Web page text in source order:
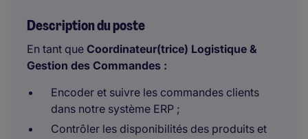
Description du poste
En tant que Coordinateur(trice) Logistique &
Gestion des Commandes :
Encoder et suivre les commandes clients
dans notre système ERP ;
Contrôler les disponibilités des produits et